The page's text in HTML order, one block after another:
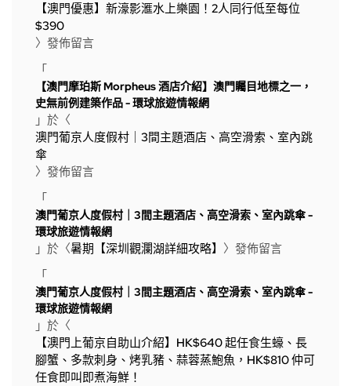
【澳門優惠】新濠影滙水上樂園！2人同行低至每位
$390
〉發佈留言
「
【澳門摩珀斯 Morpheus 酒店介紹】澳門矚目地標之一，
史無前例建築作品 - 環球旅遊情報網
」於〈
澳門葡京人度假村｜3間主題酒店、高空滑索、室內跳
傘
〉發佈留言
「
澳門葡京人度假村｜3間主題酒店、高空滑索、室內跳傘 -
環球旅遊情報網
」於〈暑期【深圳觀瀾湖詳細攻略】 〉發佈留言
「
澳門葡京人度假村｜3間主題酒店、高空滑索、室內跳傘 -
環球旅遊情報網
」於〈
【澳門上葡京自助山介紹】HK$640 起任食生蠔、長
腳蟹、多款刺身、烤乳豬、蒜蓉蒸鮑魚，HK$810 仲可
任食即叫即煮海鮮！